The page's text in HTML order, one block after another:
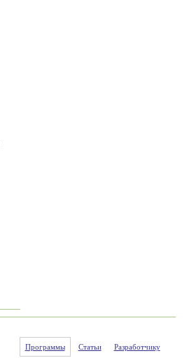
Программы Статьи Разработчику